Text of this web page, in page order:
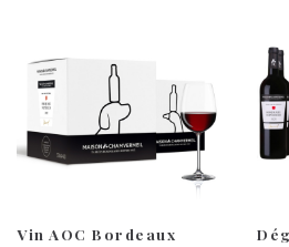
Vin AOC Bordeaux